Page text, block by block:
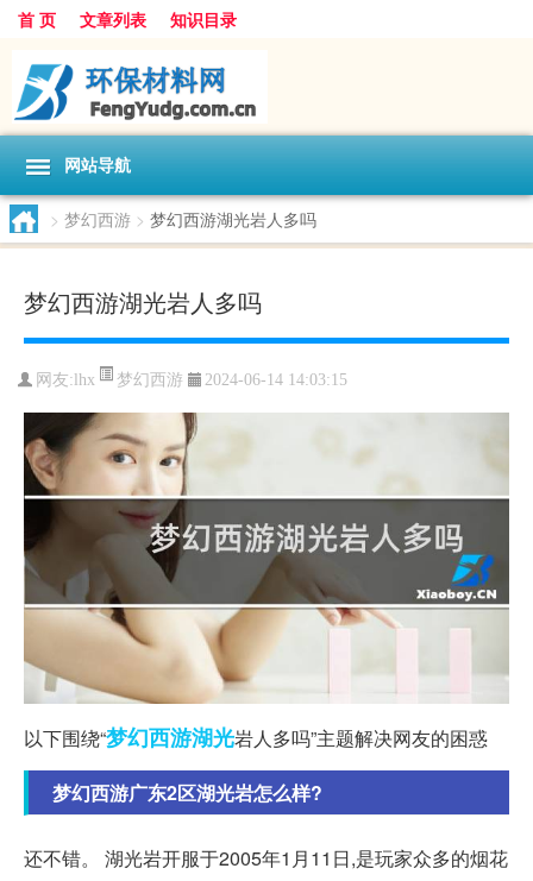
首 页 文章列表 知识目录
网站导航
> 梦幻西游 > 梦幻西游湖光岩人多吗
梦幻西游湖光岩人多吗
网友: lhx 梦幻西游 2024-06-14 14:03:15
以下围绕“梦幻西游湖光岩人多吗”主题解决网友的困惑
梦幻西游广东2区湖光岩怎么样?
还不错。 湖光岩开服于2005年1月11日,是玩家众多的烟花